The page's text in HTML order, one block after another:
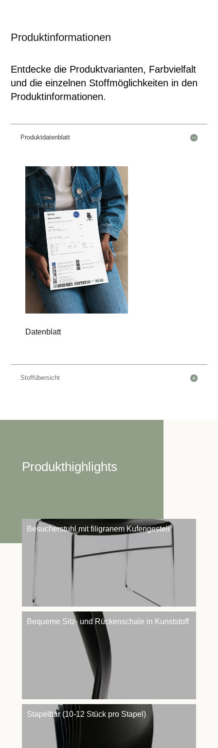
Produktinformationen
Entdecke die Produktvarianten, Farbvielfalt
und die einzelnen Stoffmöglichkeiten in den
Produktinformationen.
Produktdatenblatt
Datenblatt
Stoffübersicht
Produkthighlights
Besucherstuhl mit filigranem Kufengestell
Bequeme Sitz- und Rückenschale in Kunststoff
Stapelbar (10-12 Stück pro Stapel)